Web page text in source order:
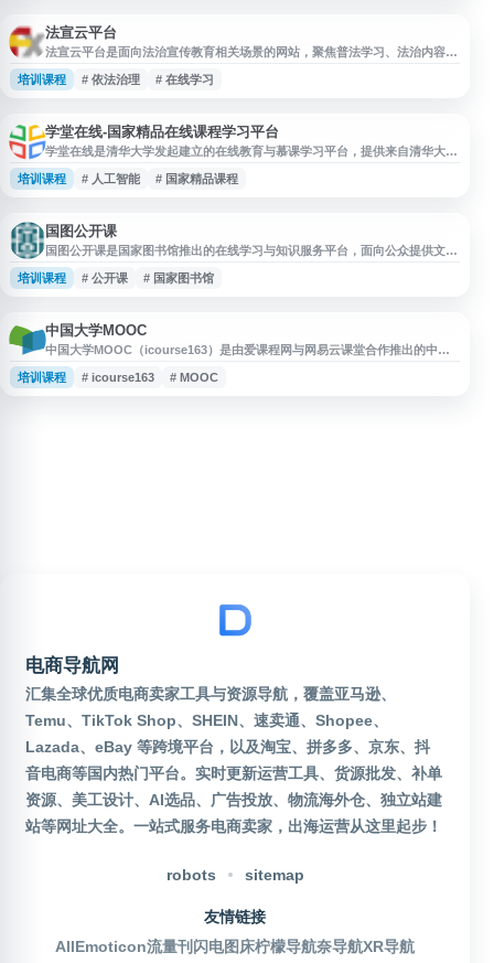
法宣云平台
法宣云平台是面向法治宣传教育相关场景的网站，聚焦普法学习、法治内容传
播与在线服务展示。平台可用于了解法宣云相关信息、访问普法资源及开展法
治教育业务查询，适合关注普法宣传、依法治理和法治学习服务的用户参考使
培训课程 # 依法治理 # 在线学习
学堂在线-国家精品在线课程学习平台
学堂在线是清华大学发起建立的在线教育与慕课学习平台，提供来自清华大
学、北京大学、复旦大学、中国科学技术大学及部分海外高校的优质在线课
程。平台课程覆盖计算机、人工智能、数据科学、经济学、英语、商业等多个
源。
培训课程 # 人工智能 # 国家精品课程
国图公开课
国图公开课是国家图书馆推出的在线学习与知识服务平台，面向公众提供文
化、历史、艺术、文献、阅读推广等领域的公开视频课程与讲座资源。网站依
托国家图书馆馆藏与专家资源，适合用户进行自主学习、知识拓展和公共文化
培训课程 # 公开课 # 国家图书馆
中国大学MOOC
中国大学MOOC（icourse163）是由爱课程网与网易云课堂合作推出的中文
在线学习平台，提供来自国内高校的MOOC课程、大学公开课和视频公开课资
源。平台涵盖多学科课程内容，支持在线学习、课程考核与认证证书申请，适
培训课程 # icourse163 # MOOC
电商导航网
汇集全球优质电商卖家工具与资源导航，覆盖亚马逊、
Temu、TikTok Shop、SHEIN、速卖通、Shopee、
Lazada、eBay 等跨境平台，以及淘宝、拼多多、京东、抖
音电商等国内热门平台。实时更新运营工具、货源批发、补单
资源、美工设计、AI选品、广告投放、物流海外仓、独立站建
站等网址大全。一站式服务电商卖家，出海运营从这里起步！
robots sitemap
友情链接
AllEmoticon流量刊 闪电图床柠檬导航奈导航XR导航